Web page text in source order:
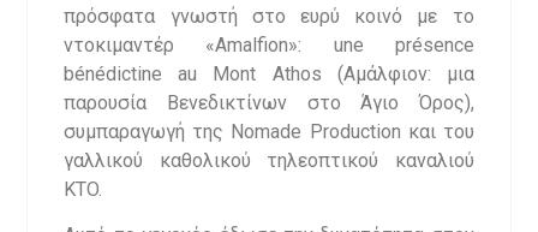
πρόσφατα γνωστή στο ευρύ κοινό με το
ντοκιμαντέρ «Amalfion»: une présence
bénédictine au Mont Athos (Αμάλφιον: μια
παρουσία Βενεδικτίνων στο Άγιο Όρος),
συμπαραγωγή της Nomade Production και του
γαλλικού καθολικού τηλεοπτικού καναλιού
KTO.